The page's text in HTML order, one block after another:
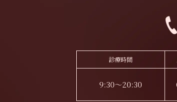
診療時間
9:30～20:30